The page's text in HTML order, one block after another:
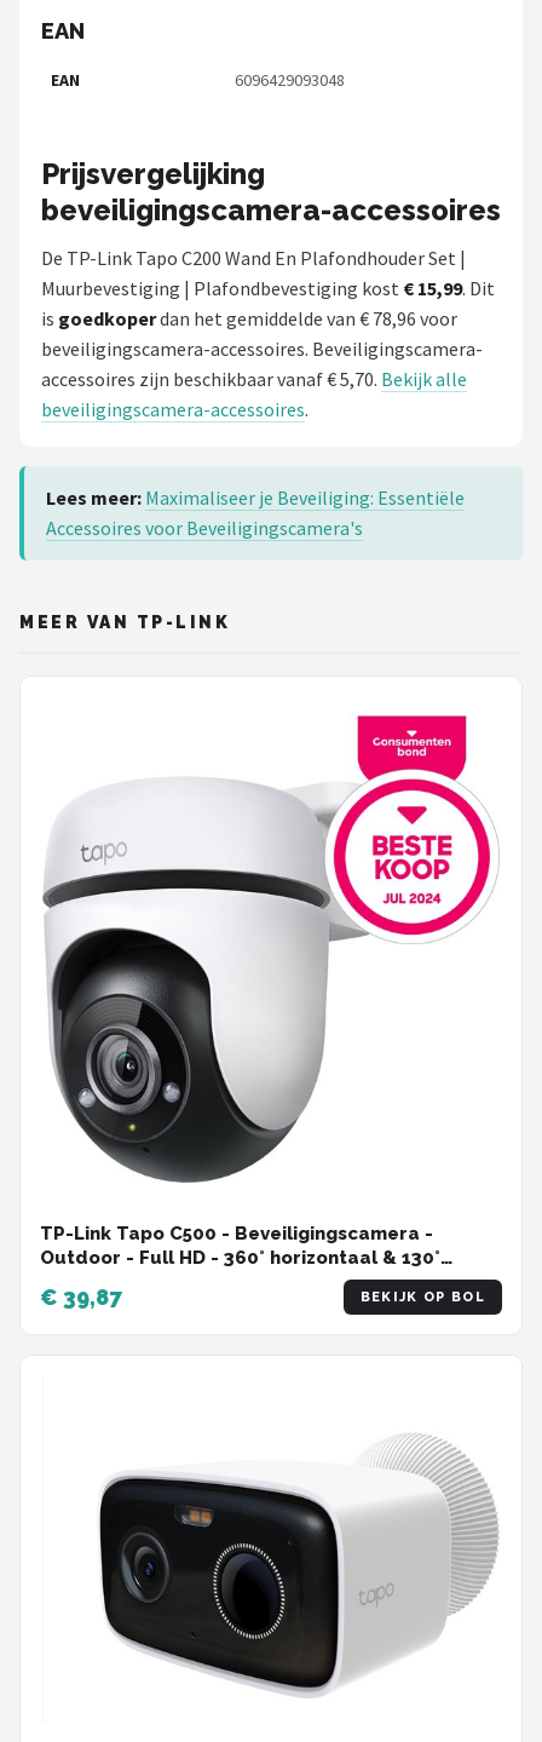
EAN
EAN 6096429093048
Prijsvergelijking
beveiligingscamera-accessoires
De TP-Link Tapo C200 Wand En Plafondhouder Set |
Muurbevestiging | Plafondbevestiging kost € 15,99. Dit
is goedkoperdan het gemiddelde van € 78,96 voor
beveiligingscamera-accessoires. Beveiligingscamera-
accessoires zijn beschikbaar vanaf € 5,70. Bekijk alle
beveiligingscamera-accessoires.
Lees meer: Maximaliseer je Beveiliging: Essentiële
Accessoires voor Beveiligingscamera's
MEER VAN TP-LINK
TP-Link Tapo C500 - Beveiligingscamera -
Outdoor - Full HD - 360° horizontaal & 130°
€ 39,87 BEKIJK OP BOL